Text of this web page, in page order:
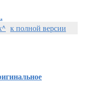
к полной версии